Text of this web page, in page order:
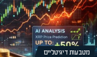
מטבעות דיגיטליים